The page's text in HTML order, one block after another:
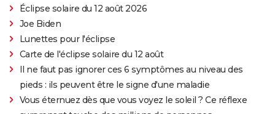
Éclipse solaire du 12 août 2026
Joe Biden
Lunettes pour l'éclipse
Carte de l'éclipse solaire du 12 août
Il ne faut pas ignorer ces 6 symptômes au niveau des
pieds : ils peuvent être le signe d'une maladie
Vous éternuez dès que vous voyez le soleil ? Ce réflexe